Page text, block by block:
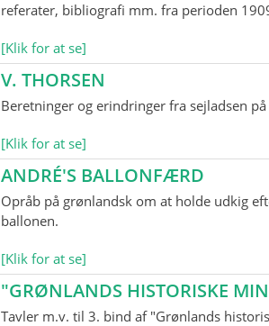
referater, bibliografi mm. fra perioden
[Klik for at se]
V. THORSEN
Beretninger og erindringer fra sejladsen
[Klik for at se]
ANDRÉ'S BALLONFÆRD
Opråb på grønlandsk om at holde udkig
ballonen.
[Klik for at se]
"GRØNLANDS HISTORISKE
Tavler m.v. til 3. bind af "Grønlands